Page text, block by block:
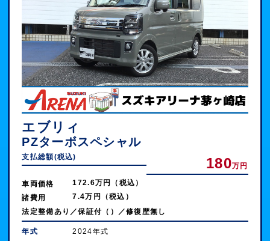
エブリィ
PZターボスペシャル
支払総額(税込) 180万円
車両価格
172.6万円（税込）
諸費用
7.4万円（税込）
法定整備あり／保証付（）／修復歴無し
年式 2024年式